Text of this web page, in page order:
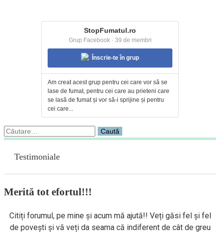
StopFumatul.ro
Grup Facebook · 39 de membri
Înscrie-te în grup
Am creat acest grup pentru cei care vor să se
lase de fumat, pentru cei care au prieteni care
se lasă de fumat și vor să-i sprijine și pentru
cei care...
Caută
după:
Testimoniale
Merită tot efortul!!!
Citiți forumul, pe mine și acum mă ajută!! Veți găsi fel și fel
de povești și vă veți da seama că indiferent de cât de greu